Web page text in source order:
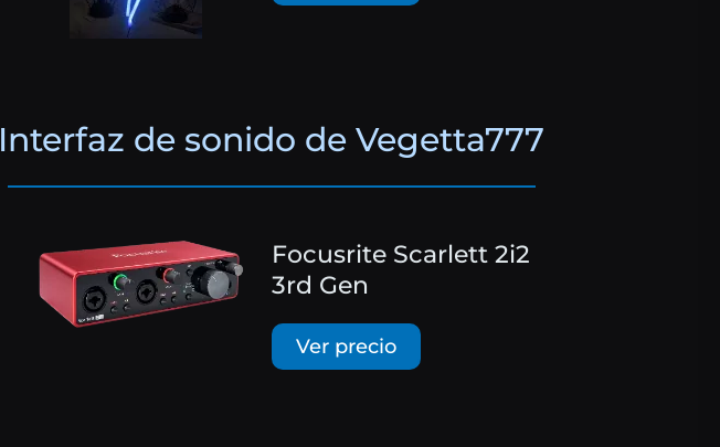
Interfaz de sonido de Vegetta777
Focusrite Scarlett 2i2
3rd Gen
Ver precio